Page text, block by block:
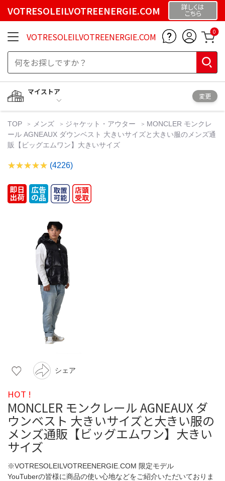
VOTRESOLEILVOTREENERGIE.COM 詳しくは
こちら
VOTRESOLEILVOTREENERGIE.COM 0
マイストア
変更
TOP メンズ ジャケット・アウター
MONCLER モンクレ
ール AGNEAUX ダウンベスト 大きいサイズと大きい服のメンズ通
販【ビッグエムワン】大きいサイズ
(4226)
シェア
HOT !
MONCLER モンクレール AGNEAUX ダ
ウンベスト 大きいサイズと大きい服の
メンズ通販【ビッグエムワン】大きい
サイズ
※VOTRESOLEILVOTREENERGIE.COM 限定モデル
YouTuberの皆様に商品の使い心地などをご紹介いただいておりま